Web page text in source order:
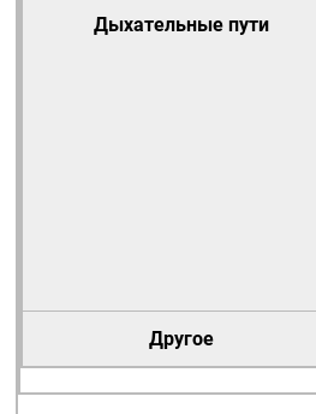
Дыхательные пути
Другое